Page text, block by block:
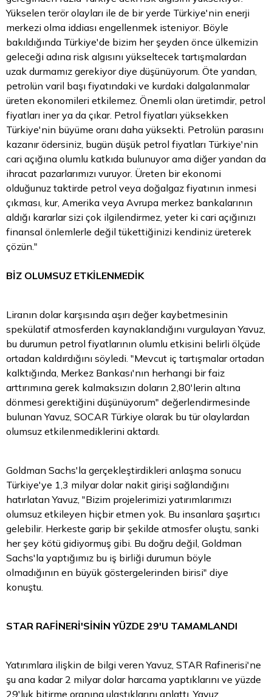
Yükselen terör olayları ile de bir yerde Türkiye'nin enerji
merkezi olma iddiası engellenmek isteniyor. Böyle
bakıldığında Türkiye'de bizim her şeyden önce ülkemizin
geleceği adına risk algısını yükseltecek tartışmalardan
uzak durmamız gerekiyor diye düşünüyorum. Öte yandan,
petrolün varil başı fiyatındaki ve kurdaki dalgalanmalar
üreten ekonomileri etkilemez. Önemli olan üretimdir, petrol
fiyatları iner ya da çıkar. Petrol fiyatları yüksekken
Türkiye'nin büyüme oranı daha yüksekti. Petrolün parasını
kazanır ödersiniz, bugün düşük petrol fiyatları Türkiye'nin
cari açığına olumlu katkıda bulunuyor ama diğer yandan da
ihracat pazarlarımızı vuruyor. Üreten bir ekonomi
olduğunuz taktirde petrol veya doğalgaz fiyatının inmesi
çıkması, kur, Amerika veya Avrupa merkez bankalarının
aldığı kararlar sizi çok ilgilendirmez, yeter ki cari açığınızı
finansal önlemlerle değil tükettiğinizi kendiniz üreterek
çözün."
BİZ OLUMSUZ ETKİLENMEDİK
Liranın dolarkarşısında aşırı değer kaybetmesinin
spekülatif atmosferden kaynaklandığını vurgulayan Yavuz,
bu durumun petrol fiyatlarının olumlu etkisini belirli ölçüde
ortadan kaldırdığını söyledi. "Mevcut iç tartışmalar ortadan
kalktığında, Merkez Bankası'nın herhangi bir faiz
arttırımına gerek kalmaksızın doların 2,80'lerin altına
dönmesi gerektiğini düşünüyorum" değerlendirmesinde
bulunan Yavuz, SOCAR Türkiye olarak bu tür olaylardan
olumsuz etkilenmediklerini aktardı.
Goldman Sachs'la gerçekleştirdikleri anlaşma sonucu
Türkiye'ye 1,3 milyar dolar nakit girişi sağlandığını
hatırlatan Yavuz, "Bizim projelerimizi yatırımlarımızı
olumsuz etkileyen hiçbir etmen yok. Bu insanlara şaşırtıcı
gelebilir. Herkeste garip bir şekilde atmosfer oluştu, sanki
her şey kötü gidiyormuş gibi. Bu doğru değil, Goldman
Sachs'la yaptığımız bu iş birliği durumun böyle
olmadığının en büyük göstergelerinden birisi" diye
konuştu.
STAR RAFİNERİ'SİNİN YÜZDE 29'U TAMAMLANDI
Yatırımlara ilişkin de bilgi veren Yavuz, STAR Rafinerisi'ne
şu ana kadar 2 milyar dolar harcama yaptıklarını ve yüzde
29'luk bitirme oranına ulaştıklarını anlattı. Yavuz,